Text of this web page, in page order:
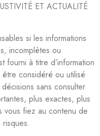
ET ACTUALITÉ
si les informations
incomplètes ou
à titre d’information
considéré ou utilisé
sans consulter
plus exactes, plus
vous fiez au contenu de